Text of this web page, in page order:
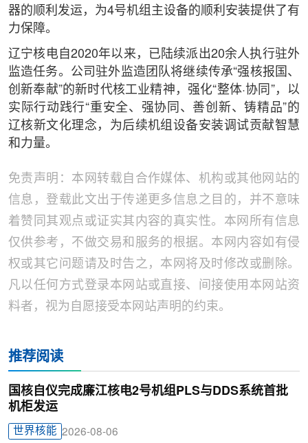
器的顺利发运，为4号机组主设备的顺利安装提供了有
力保障。
辽宁核电自2020年以来，已陆续派出20余人执行驻外
监造任务。公司驻外监造团队将继续传承“强核报国、
创新奉献”的新时代核工业精神，强化“整体·协同”，以
实际行动践行“重安全、强协同、善创新、铸精品”的
辽核新文化理念，为后续机组设备安装调试贡献智慧
和力量。
免责声明：本网转载自合作媒体、机构或其他网站的
信息，登载此文出于传递更多信息之目的，并不意味
着赞同其观点或证实其内容的真实性。本网所有信息
仅供参考，不做交易和服务的根据。本网内容如有侵
权或其它问题请及时告之，本网将及时修改或删除。
凡以任何方式登录本网站或直接、间接使用本网站资
料者，视为自愿接受本网站声明的约束。
推荐阅读
国核自仪完成廉江核电2号机组PLS与DDS系统首批
机柜发运
世界核能 2026-08-06